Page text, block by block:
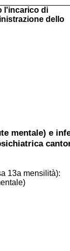
l'incarico di
dello
mentale) e
13a mensilità):